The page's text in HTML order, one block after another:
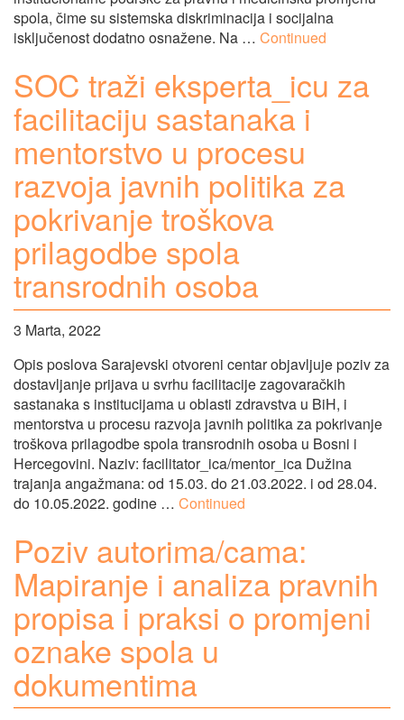
spola, čime su sistemska diskriminacija i socijalna
isključenost dodatno osnažene. Na … Continued
SOC traži eksperta_icu za
facilitaciju sastanaka i
mentorstvo u procesu
razvoja javnih politika za
pokrivanje troškova
prilagodbe spola
transrodnih osoba
3 Marta, 2022
Opis poslova Sarajevski otvoreni centar objavljuje poziv za
dostavljanje prijava u svrhu facilitacije zagovaračkih
sastanaka s institucijama u oblasti zdravstva u BiH, i
mentorstva u procesu razvoja javnih politika za pokrivanje
troškova prilagodbe spola transrodnih osoba u Bosni i
Hercegovini. Naziv: facilitator_ica/mentor_ica Dužina
trajanja angažmana: od 15.03. do 21.03.2022. i od 28.04.
do 10.05.2022. godine … Continued
Poziv autorima/cama:
Mapiranje i analiza pravnih
propisa i praksi o promjeni
oznake spola u
dokumentima